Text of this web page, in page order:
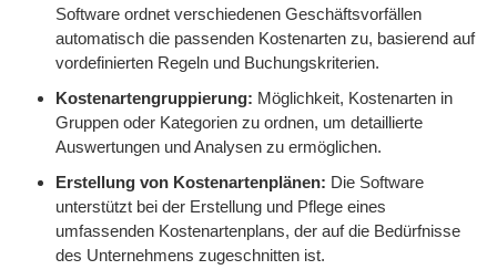
Software ordnet verschiedenen Geschäftsvorfällen
automatisch die passenden Kostenarten zu, basierend auf
vordefinierten Regeln und Buchungskriterien.
Kostenartengruppierung: Möglichkeit, Kostenarten in
Gruppen oder Kategorien zu ordnen, um detaillierte
Auswertungen und Analysen zu ermöglichen.
Erstellung von Kostenartenplänen: Die Software
unterstützt bei der Erstellung und Pflege eines
umfassenden Kostenartenplans, der auf die Bedürfnisse
des Unternehmens zugeschnitten ist.